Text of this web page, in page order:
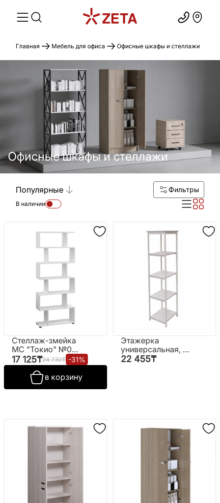
Главная Мебель для офиса Офисные шкафы и стеллажи
Офисные шкафы и стеллажи
Популярные Фильтры
В наличии
Стеллаж-змейка
МС "Токио" №00-
00106230 (белый)
(РФ)
17 125₸24 730₸ -31%
в корзину
Этажерка
универсальная, 5
полок
22 455₸